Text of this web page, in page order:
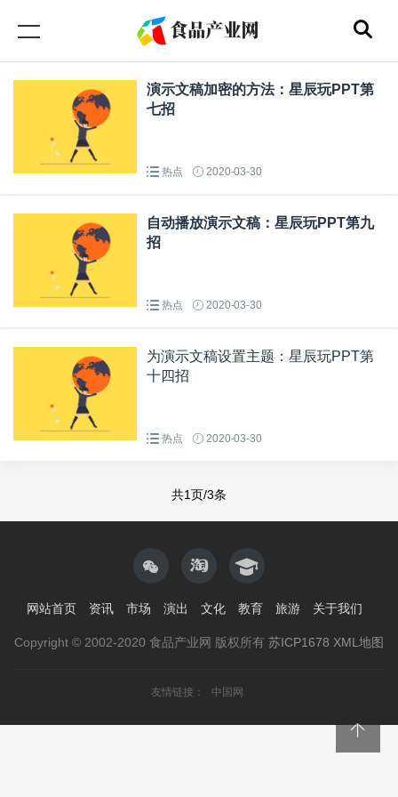
演示文稿加密的方法：星辰玩PPT第
七招
热点 2020-03-30
自动播放演示文稿：星辰玩PPT第九
招
热点 2020-03-30
为演示文稿设置主题：星辰玩PPT第
十四招
热点 2020-03-30
共1页/3条
网站首页 资讯 市场 演出 文化 教育 旅游 关于我们
Copyright © 2002-2020 食品产业网 版权所有 苏ICP1678 XML地图
友情链接： 中国网